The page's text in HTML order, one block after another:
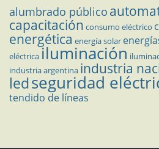
alumbrado público
capacitación consumo eléctrico
energética energía solar
eléctricailuminación
industria argentina industria
ledseguridad
tendido de líneas